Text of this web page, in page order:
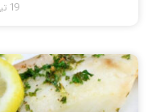
19 تیر 99